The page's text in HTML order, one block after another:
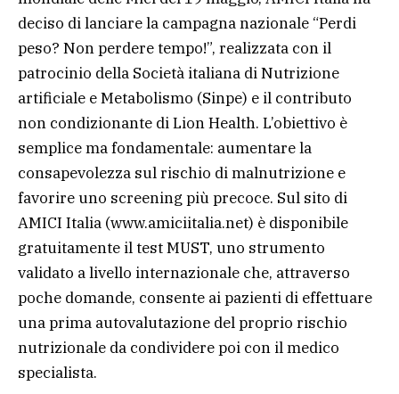
deciso di lanciare la campagna nazionale “Perdi
peso? Non perdere tempo!”, realizzata con il
patrocinio della Società italiana di Nutrizione
artificiale e Metabolismo (Sinpe) e il contributo
non condizionante di Lion Health. L’obiettivo è
semplice ma fondamentale: aumentare la
consapevolezza sul rischio di malnutrizione e
favorire uno screening più precoce. Sul sito di
AMICI Italia (www.amiciitalia.net) è disponibile
gratuitamente il test MUST, uno strumento
validato a livello internazionale che, attraverso
poche domande, consente ai pazienti di effettuare
una prima autovalutazione del proprio rischio
nutrizionale da condividere poi con il medico
specialista.